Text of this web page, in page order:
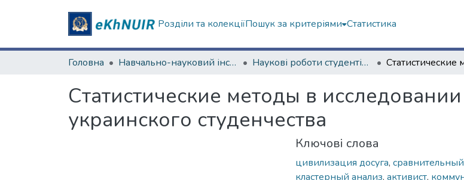
Розділи та колекціїПошук за критеріями Статистика
Головна Навчально-науковий інститут соціології та медіакомунікацій Наукові роботи студентів та аспірантів. Навчально-науковий інститут соціології та медіакомунікацій
Статистические методы в
украинского студенчества
Ключові слова
цивилизация досуга,
кластерный анализ, активист,